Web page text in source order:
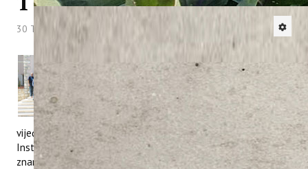
30 Travanj 2013 Hitova: 6601
Ministar poljoprivrede Republike Hrvatske
gospodin
Tihomir Jakovinadanas je
posjetio Institut za poljoprivredu i turizam
i pritom sudjelovao u radu Upravnog
vijeća Instituta. Na sjednici Upravnog
vijeća ministru Jakovini održana je prezentacija o povijesti
Instituta i predstavljene su mu najnovije današnje
znanstveno istraživačke aktivnosti naših priznatih